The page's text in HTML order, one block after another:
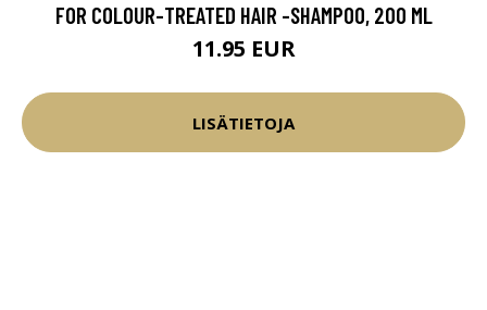
FOR COLOUR-TREATED HAIR -SHAMPOO, 200 ML
11.95 EUR
LISÄTIETOJA